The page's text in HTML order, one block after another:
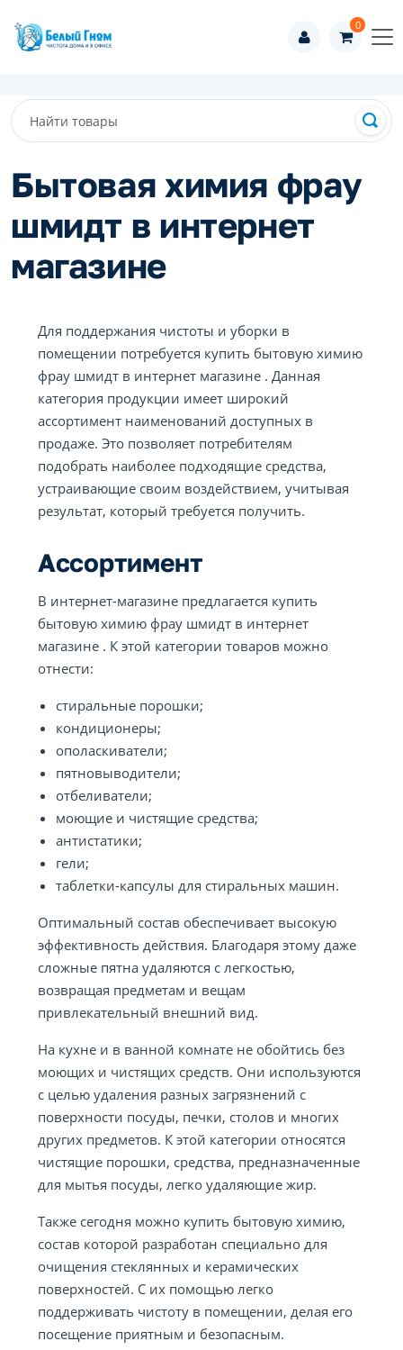
0
Бытовая химия фрау
шмидт в интернет
магазине
Для поддержания чистоты и уборки в
помещении потребуется купить бытовую химию
фрау шмидт в интернет магазине . Данная
категория продукции имеет широкий
ассортимент наименований доступных в
продаже. Это позволяет потребителям
подобрать наиболее подходящие средства,
устраивающие своим воздействием, учитывая
результат, который требуется получить.
Ассортимент
В интернет-магазине предлагается купить
бытовую химию фрау шмидт в интернет
магазине . К этой категории товаров можно
отнести:
стиральные порошки;
кондиционеры;
ополаскиватели;
пятновыводители;
отбеливатели;
моющие и чистящие средства;
антистатики;
гели;
таблетки-капсулы для стиральных машин.
Оптимальный состав обеспечивает высокую
эффективность действия. Благодаря этому даже
сложные пятна удаляются с легкостью,
возвращая предметам и вещам
привлекательный внешний вид.
На кухне и в ванной комнате не обойтись без
моющих и чистящих средств. Они используются
с целью удаления разных загрязнений с
поверхности посуды, печки, столов и многих
других предметов. К этой категории относятся
чистящие порошки, средства, предназначенные
для мытья посуды, легко удаляющие жир.
Также сегодня можно купить бытовую химию,
состав которой разработан специально для
очищения стеклянных и керамических
поверхностей. С их помощью легко
поддерживать чистоту в помещении, делая его
посещение приятным и безопасным.